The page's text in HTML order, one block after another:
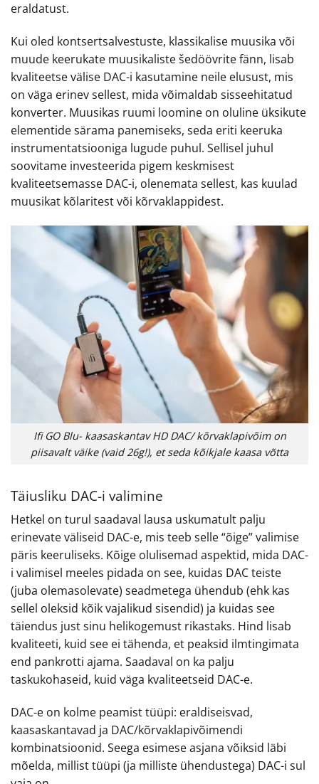
eraldatust.
Kui oled kontsertsalvestuste, klassikalise muusika või
muude keerukate muusikaliste šedöövrite fänn, lisab
kvaliteetse välise DAC-i kasutamine neile elusust, mis
on väga erinev sellest, mida võimaldab sisseehitatud
konverter. Muusikas ruumi loomine on oluline üksikute
elementide särama panemiseks, seda eriti keeruka
instrumentatsiooniga lugude puhul. Sellisel juhul
soovitame investeerida pigem keskmisest
kvaliteetsemasse DAC-i, olenemata sellest, kas kuulad
muusikat kõlaritest või kõrvaklappidest.
Ifi GO Blu- kaasaskantav HD DAC/ kõrvaklapivõim on
piisavalt väike (vaid 26g!), et seda kõikjale kaasa võtta
Täiusliku DAC-i valimine
Hetkel on turul saadaval lausa uskumatult palju
erinevate väliseid DAC-e, mis teeb selle “õige” valimise
päris keeruliseks. Kõige olulisemad aspektid, mida DAC-
i valimisel meeles pidada on see, kuidas DAC teiste
(juba olemasolevate) seadmetega ühendub (ehk kas
sellel oleksid kõik vajalikud sisendid) ja kuidas see
täiendus just sinu helikogemust rikastaks. Hind lisab
kvaliteeti, kuid see ei tähenda, et peaksid ilmtingimata
end pankrotti ajama. Saadaval on ka palju
taskukohaseid, kuid väga kvaliteetseid DAC-e.
DAC-e on kolme peamist tüüpi: eraldiseisvad,
kaasaskantavad ja DAC/kõrvaklapivõimendi
kombinatsioonid. Seega esimese asjana võiksid läbi
mõelda, millist tüüpi (ja milliste ühendustega) DAC-i sul